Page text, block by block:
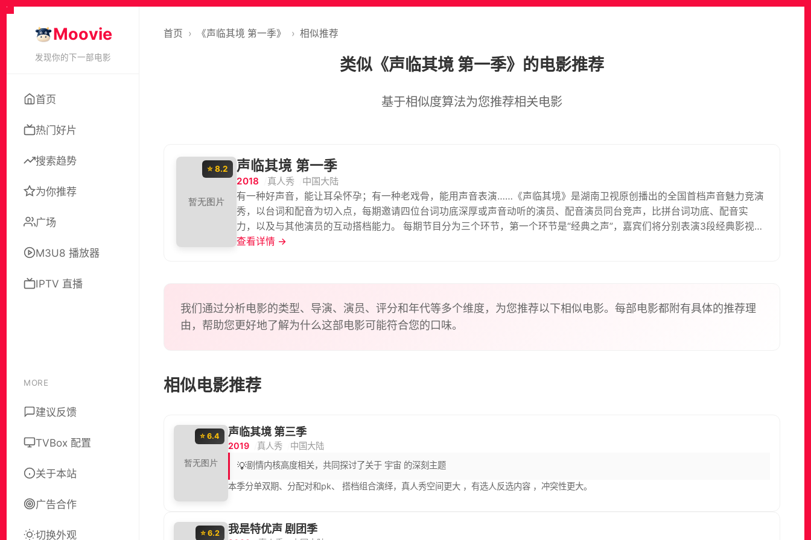
Moovie
发现你的下一部电影
首页
热门好片
搜索趋势
为你推荐
广场
M3U8 播放器
IPTV 直播
MORE
建议反馈
TVBox 配置
关于本站
广告合作
切换外观
首页 › 《声临其境 第一季》 › 相似推荐
类似《声临其境 第一季》的电影推荐
基于相似度算法为您推荐相关电影
⭐ 8.2 声临其境 第一季
2018 真人秀
中国大陆
有一种好声音，能让耳朵怀孕；有一种老戏骨，能用声音表演……《声临其境》是湖南卫视原创播出的全国首档声音魅力竞演
秀，以台词和配音为切入点，每期邀请四位台词功底深厚或声音动听的演员、配音演员同台竞声，比拼台词功底、配音实
力，以及与其他演员的互动搭档能力。 每期节目分为三个环节，第一个环节是“经典之声”，嘉宾们将分别表演3段经典影视剧
或动画片片段，展现各自的声音功底及声音可塑性。第二个环节是“魔力之声”，嘉宾们以创新的方式为广告、新闻、体育比
王”，胜出者将参加本季最后一期“年度声音大赏”。
查看详情 →
我们通过分析电影的类型、导演、演员、评分和年代等多个维度，为您推荐以下相似电影。每部电影都附有具体的推荐理
由，帮助您更好地了解为什么这部电影可能符合您的口味。
相似电影推荐
⭐ 6.4 声临其境 第三季
2019 真人秀 中国大陆
💡剧情内核高度相关，共同探讨了关于 宇宙 的深刻主题
本季分单双期、分配对和pk、 搭档组合演绎，真人秀空间更大 ，有选人反选内容 ，冲突性更大。
⭐ 6.2 我是特优声 剧团季